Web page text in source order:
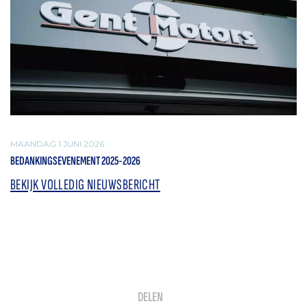
MAANDAG 1 JUNI 2026
BEDANKINGSEVENEMENT 2025-2026
BEKIJK VOLLEDIG NIEUWSBERICHT
DELEN